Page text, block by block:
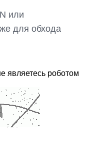
или
для обхода
являетесь роботом